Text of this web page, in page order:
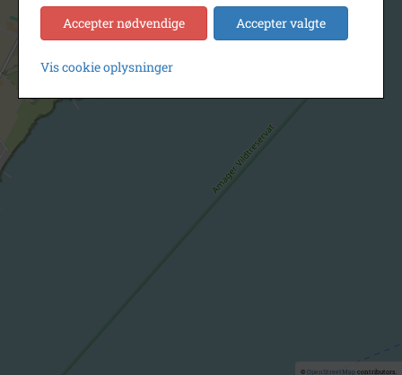
© OpenStreetMapcontributors.
Accepter nødvendige Accepter valgte
Vis cookie oplysninger